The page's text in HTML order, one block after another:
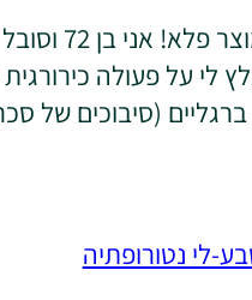
" דבש מנוקה
לי על פעולה
(סיבוכים של
לי נטורופתיה